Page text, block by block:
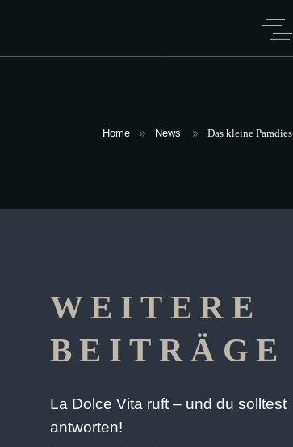
Home News Das kleine Paradies
WEITERE
BEITRÄGE
La Dolce Vita ruft – und du solltest
antworten!